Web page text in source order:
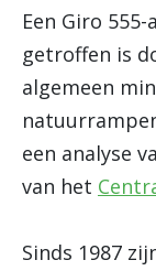
Een Giro
getroffen is
algemeen
een analyse
van het
Sinds 1987